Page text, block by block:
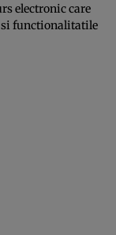
electronic care
functionalitatile